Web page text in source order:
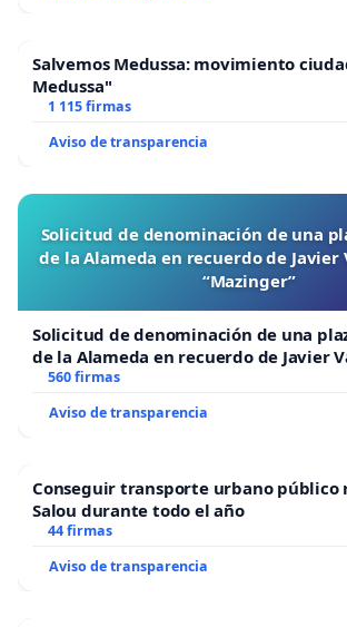
Salvemos Medussa: movimiento
Medussa"
1 115 firmas
Aviso de transparencia
Solicitud de denominación de una
de la Alameda en recuerdo de Javier
“Mazinger”
Solicitud de denominación de una
de la Alameda en recuerdo de Javier
“Mazinger”
560 firmas
Aviso de transparencia
Conseguir transporte urbano público
Salou durante todo el año
44 firmas
Aviso de transparencia